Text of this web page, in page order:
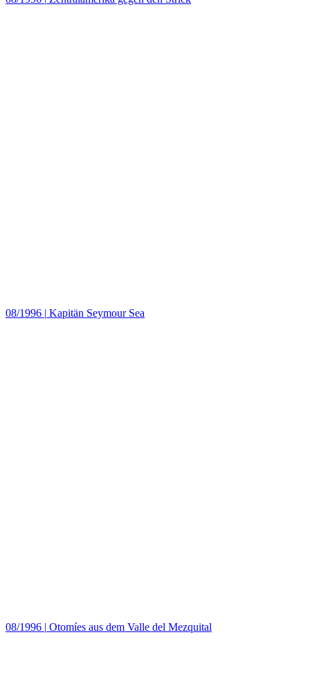
08/1996 | Kapitän Seymour Sea
08/1996 | Otomíes aus dem Valle del Mezquital